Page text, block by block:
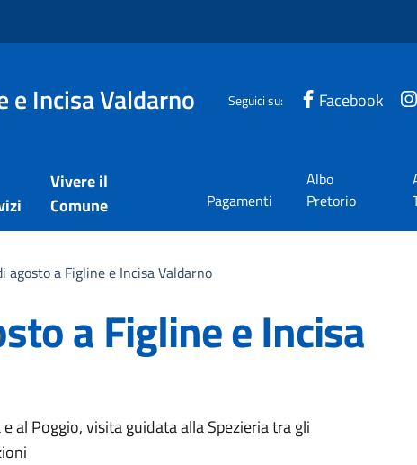
e Incisa Valdarno Seguici su: Facebook
Vivere il
Comune
Pagamenti
Albo
Pretorio
agosto a Figline e Incisa Valdarno
a Figline e Incisa
al Poggio, visita guidata alla Spezieria tra gli